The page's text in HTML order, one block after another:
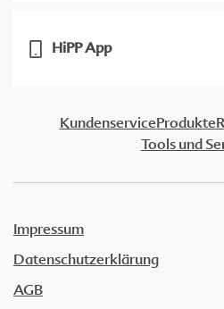
HiPP App
KundenserviceProdukte
Tools und
Impressum
Datenschutzerklärung
AGB